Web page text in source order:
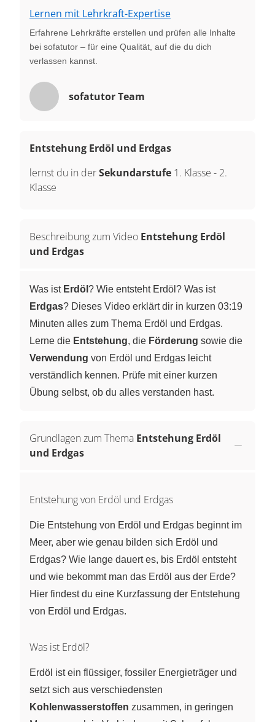
Lernen mit Lehrkraft-Expertise
Erfahrene Lehrkräfte erstellen und prüfen alle Inhalte
bei sofatutor – für eine Qualität, auf die du dich
verlassen kannst.
sofatutor Team
Entstehung Erdöl und Erdgas
lernst du in derSekundarstufe 1. Klasse - 2.
Klasse
Beschreibung zum Video Entstehung Erdöl
und Erdgas
Was ist Erdöl ? Wie entsteht Erdöl? Was ist
Erdgas? Dieses Video erklärt dir in kurzen 03:19
Minuten alles zum Thema Erdöl und Erdgas.
Lerne die Entstehung, die Förderung sowie die
Verwendung von Erdöl und Erdgas leicht
verständlich kennen. Prüfe mit einer kurzen
Übung selbst, ob du alles verstanden hast.
Grundlagen zum Thema Entstehung Erdöl
und Erdgas
Entstehung von Erdöl und Erdgas
Die Entstehung von Erdöl und Erdgas beginnt im
Meer, aber wie genau bilden sich Erdöl und
Erdgas? Wie lange dauert es, bis Erdöl entsteht
und wie bekommt man das Erdöl aus der Erde?
Hier findest du eine Kurzfassung der Entstehung
von Erdöl und Erdgas.
Was ist Erdöl?
Erdöl ist ein flüssiger, fossiler Energieträger und
setzt sich aus verschiedensten
Kohlenwasserstoffen zusammen, in geringen